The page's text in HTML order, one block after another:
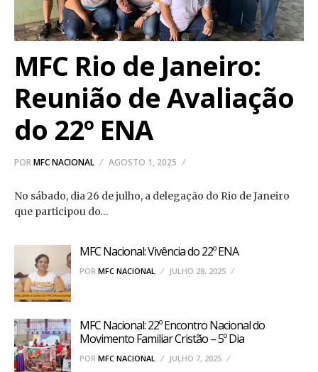
MFC Rio de Janeiro:
Reunião de Avaliação
do 22º ENA
PORMFC NACIONAL AGOSTO 1, 2025
No sábado, dia 26 de julho, a delegação do Rio de Janeiro
que participou do…
MFC Nacional: Vivência do 22º ENA
POR MFC NACIONAL JULHO 28, 2025
MFC Nacional: 22º Encontro Nacional do
Movimento Familiar Cristão – 5º Dia
POR MFC NACIONAL JULHO 7, 2025